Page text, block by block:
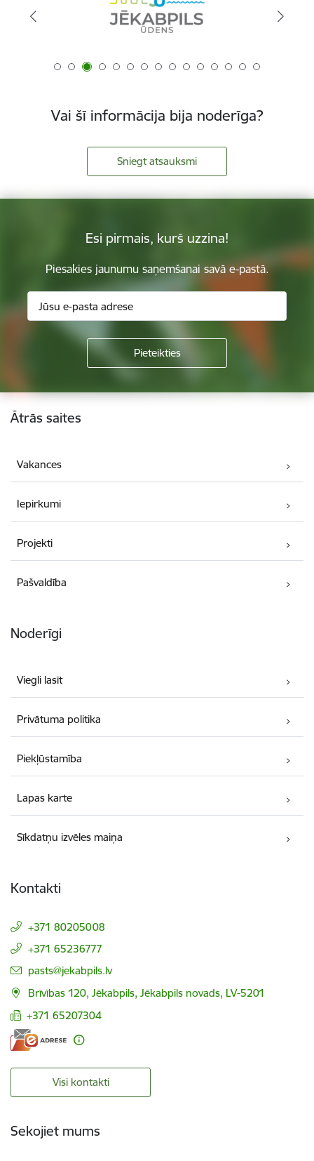
Vai šī informācija bija noderīga?
Sniegt atsauksmi
Esi pirmais, kurš uzzina!
Piesakies jaunumu saņemšanai savā e-pastā.
Kājene
Ātrās saites
Vakances
Iepirkumi
Projekti
Pašvaldība
Noderīgi
Viegli lasīt
Privātuma politika
Piekļūstamība
Lapas karte
Sīkdatņu izvēles maiņa
Kontakti
+371 80205008
+371 65236777
E-pasts:
pasts@jekabpils.lv
Brīvības 120, Jēkabpils, Jēkabpils novads, LV-5201
+371 65207304
Visi kontakti
Sekojiet mums